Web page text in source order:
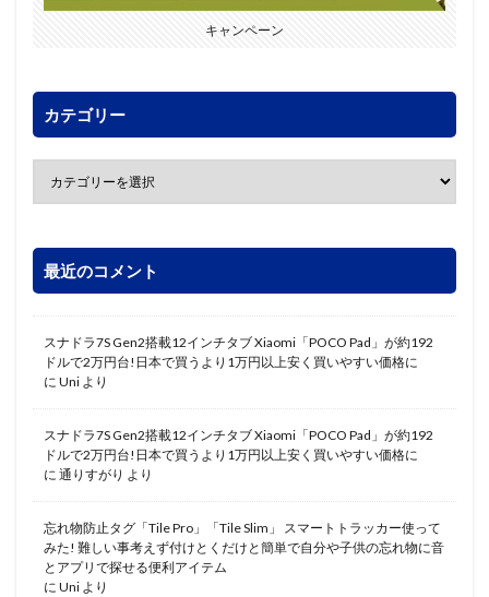
キャンペーン
カテゴリー
最近のコメント
スナドラ7S Gen2搭載12インチタブ Xiaomi「POCO Pad」が約192
ドルで2万円台!日本で買うより1万円以上安く買いやすい価格に
に Uni より
スナドラ7S Gen2搭載12インチタブ Xiaomi「POCO Pad」が約192
ドルで2万円台!日本で買うより1万円以上安く買いやすい価格に
に 通りすがり より
忘れ物防止タグ「Tile Pro」「Tile Slim」 スマートトラッカー使って
みた! 難しい事考えず付けとくだけと簡単で自分や子供の忘れ物に音
とアプリで探せる便利アイテム
に Uni より